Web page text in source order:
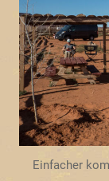
Einfacher